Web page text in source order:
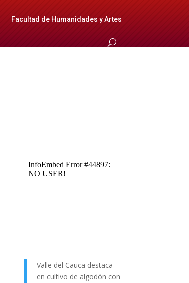
Facultad de Humanidades y Artes
Valle del Cauca destaca
en cultivo de algodón con